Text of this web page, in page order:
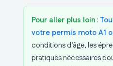
Pour aller plus loin :
votre permis moto A1
conditions d’âge, les
pratiques nécessaires